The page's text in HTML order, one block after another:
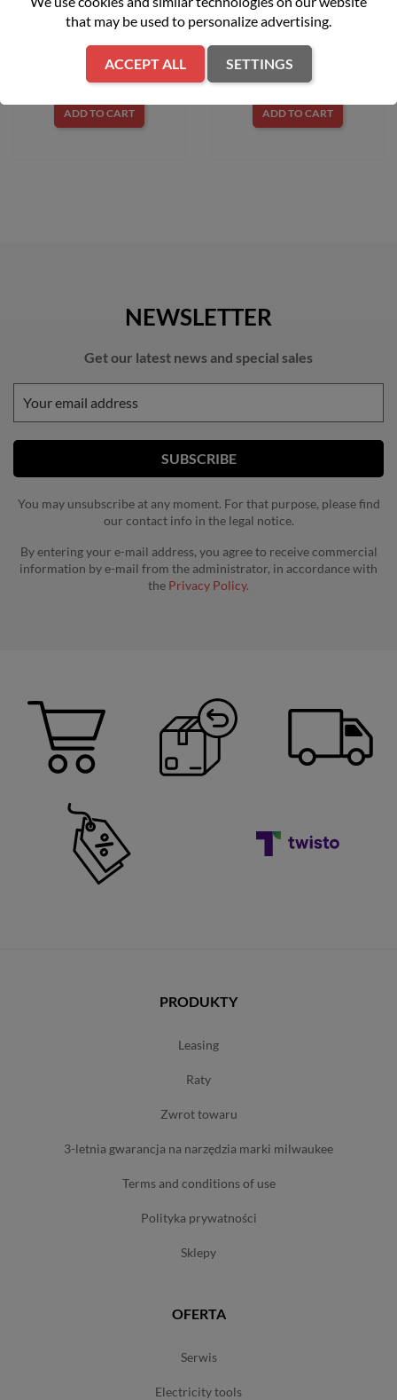
zł1,899.00
ADD TO CART
CADET 12EBTQKC603
zł2,399.00
ADD TO CART
NEWSLETTER
Get our latest news and special sales
You may unsubscribe at any moment. For that purpose, please find
our contact info in the legal notice.
By entering your e-mail address, you agree to receive commercial
information by e-mail from the administrator, in accordance with
the Privacy Policy.
PRODUKTY
leasing
raty
zwrot towaru
3-letnia gwarancja na narzędzia marki milwaukee
terms and conditions of use
polityka prywatności
sklepy
OFERTA
serwis
electricity tools
that may be used to personalize advertising.
ACCEPT ALL SETTINGS